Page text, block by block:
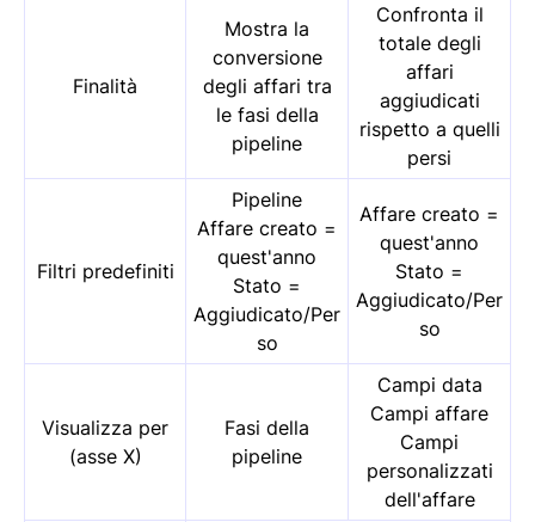
Finalità
Mostra la
conversione
degli affari tra
le fasi della
pipeline
Confronta il
totale degli
affari
aggiudicati
rispetto a quelli
persi
Filtri predefiniti
Pipeline
Affare creato =
quest'anno
Stato =
Aggiudicato/Per
so
Affare creato =
quest'anno
Stato =
Aggiudicato/Per
so
Visualizza per
(asse X)
Fasi della
pipeline
Campi data
Campi affare
Campi
personalizzati
dell'affare